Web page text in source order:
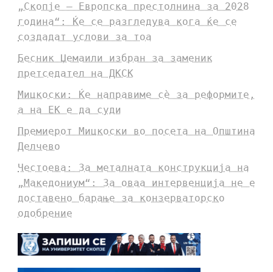
„Скопје – Европска престолнина за 2028
година“: Ќе се разгледува кога ќе се
создадат услови за тоа
Бесник Џемаили избран за заменик
претседател на ДКСК
Мицкоски: Ќе направиме сè за реформите,
а на ЕК е да суди
Премиерот Мицкоски во посета на Општина
Делчево
Честоева: За металната конструкција на
„Македониум“: За оваа интервенција не е
доставено барање за конзерваторско
одобрение